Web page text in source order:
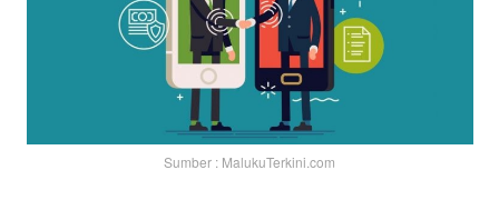
Sumber : MalukuTerkini.com